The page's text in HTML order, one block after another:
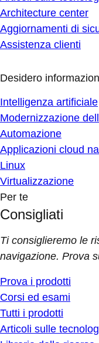
Architecture center
Aggiornamenti di
Assistenza clienti
Desidero
Intelligenza artificiale
Modernizzazione
Automazione
Applicazioni cloud
Linux
Virtualizzazione
Per te
Consigliati
Ti consiglieremo le
navigazione. Prova
Prova i prodotti
Corsi ed esami
Tutti i prodotti
Articoli sulle